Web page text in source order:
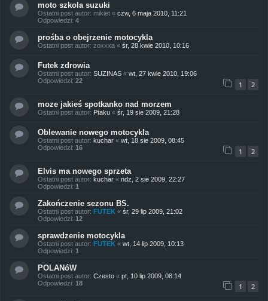
moto szkola suzuki
Ostatni post autor: mikiet « czw, 6 maja 2010, 11:21
Odpowiedzi: 4
prośba o obejrzenie motocykla
Ostatni post autor: zoxxxa « śr, 28 kwie 2010, 10:16
Futek zdrowia
Ostatni post autor: SUZINAS « wt, 27 kwie 2010, 19:06
Odpowiedzi: 22 1 2
moze jakieś spotkanko nad morzem
Ostatni post autor: Ptaku « śr, 19 sie 2009, 21:28
Oblewanie nowego motocykla
Ostatni post autor: kuchar « wt, 18 sie 2009, 08:45
Odpowiedzi: 16 1 2
Elvis ma nowego sprzeta
Ostatni post autor: kuchar « ndz, 2 sie 2009, 22:27
Odpowiedzi: 1
Zakończenie sezonu BS.
Ostatni post autor: FUTEK « śr, 29 lip 2009, 21:02
Odpowiedzi: 12
sprawdzenie motocykla
Ostatni post autor: FUTEK « wt, 14 lip 2009, 10:13
Odpowiedzi: 1
POLANóW
Ostatni post autor: Czesto « pt, 10 lip 2009, 08:14
Odpowiedzi: 18 1 2